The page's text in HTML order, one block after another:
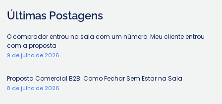
Últimas Postagens
O comprador entrou na sala com um número. Meu cliente entrou
com a proposta
9 de julho de 2026
Proposta Comercial B2B: Como Fechar Sem Estar na Sala
8 de julho de 2026